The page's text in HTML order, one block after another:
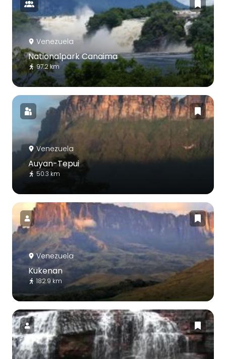
Venezuela
Nationalpark Canaima
97.2 km
Venezuela
Auyan-Tepui
50.3 km
Venezuela
Kukenan
182.9 km